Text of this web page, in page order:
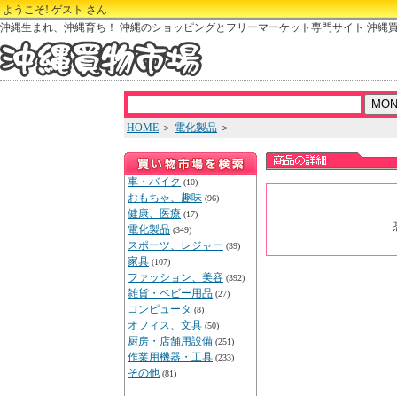
ようこそ! ゲスト さん
沖縄生まれ、沖縄育ち！ 沖縄のショッピングとフリーマーケット専門サイト 沖縄
HOME ＞ 電化製品 ＞
車・バイク (10)
おもちゃ、趣味 (96)
健康、医療 (17)
電化製品 (349)
スポーツ、レジャー (39)
家具 (107)
ファッション、美容 (392)
雑貨・ベビー用品 (27)
コンピュータ (8)
オフィス、文具 (50)
厨房・店舗用設備 (251)
作業用機器・工具 (233)
その他 (81)